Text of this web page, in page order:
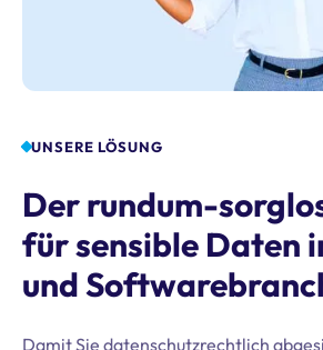
UNSERE LÖSUNG
Der rundum-
für sensible Daten
und
Damit Sie datenschutzrechtlich